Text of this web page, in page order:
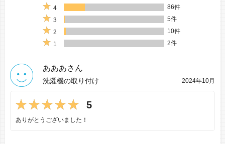
4
86件
3
5件
2
10件
1
2件
あああさん
洗濯機の取り付け 2024年10月
5
ありがとうございました！